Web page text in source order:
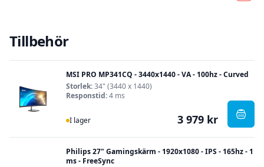
Tillbehör
MSI PRO MP341CQ - 3440x1440 - VA - 100hz - Curved
Storlek:34" (3440 x 1440)
Responstid:4 ms
I Lager
I lager 3 979 kr , MSI
Philips 27" Gamingskärm - 1920x1080 - IPS - 165hz - 1
ms - FreeSync